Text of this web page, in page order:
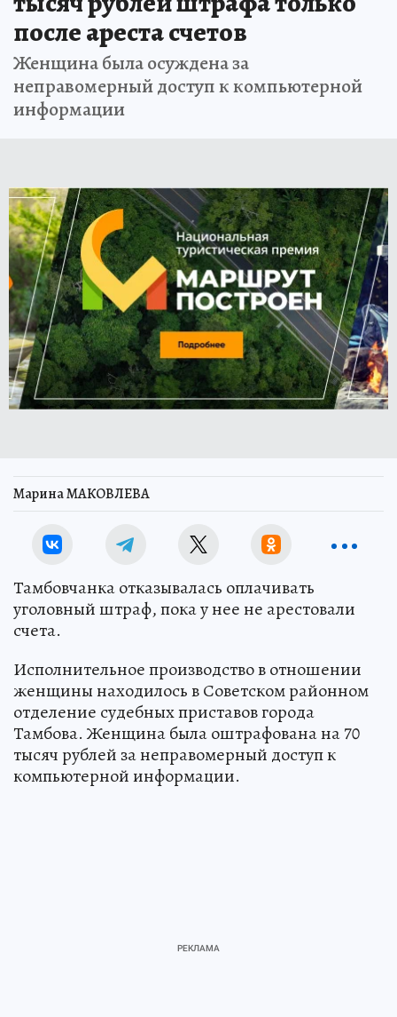
после ареста счетов
Женщина была осуждена за
неправомерный доступ к компьютерной
информации
Марина МАКОВЛЕВА
Тамбовчанка отказывалась оплачивать
уголовный штраф, пока у нее не арестовали
счета.
Исполнительное производство в отношении
женщины находилось в Советском районном
отделение судебных приставов города
Тамбова. Женщина была оштрафована на 70
тысяч рублей за неправомерный доступ к
компьютерной информации.